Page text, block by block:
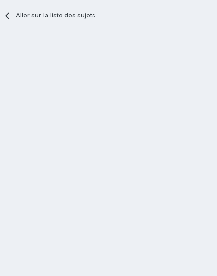
Aller sur la liste des sujets